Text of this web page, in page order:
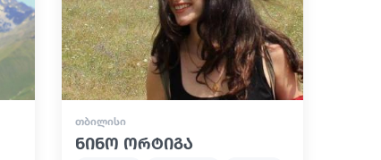
ᲗᲑᲘᲚᲘᲡᲘ
ნინო ორტიგა